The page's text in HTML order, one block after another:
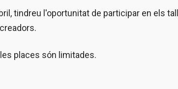
tindreu l'oportunitat de participar en els
places són limitades.